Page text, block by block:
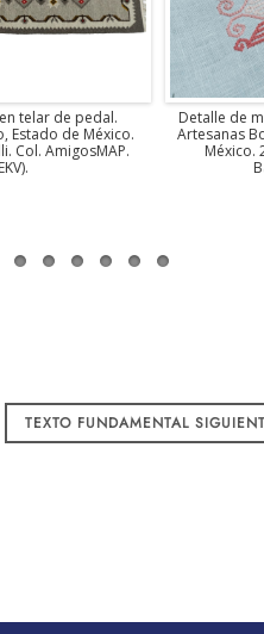
telar de pedal.
Estado de México.
Col. AmigosMAP.
Detalle de
Artesanas
México.
TEXTO FUNDAMENTAL